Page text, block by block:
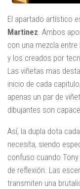
El apartado artístico
Martinez. Ambos
con una mezcla
y los creados por
Las viñetas mas
inicio de cada
apenas un par de
dibujantes son
Así, la dupla dota
necesita, siendo
confuso cuando
de reflexión. Las
transmiten una